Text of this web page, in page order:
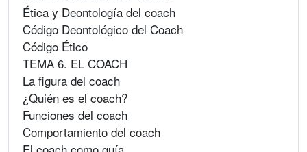
Ética y Deontología del coach
Código Deontológico del Coach
Código Ético
TEMA 6. EL COACH
La figura del coach
¿Quién es el coach?
Funciones del coach
Comportamiento del coach